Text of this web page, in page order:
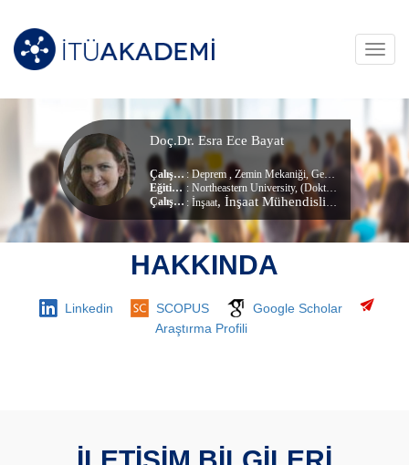
Doç.Dr. Esra Ece Bayat
Çalışma Alanları:Deprem , Zemin Mekaniği,Geoteknik
Eğitim Durumu
: Northeastern University, (Doktora)
Çalıştığı Birim :İnşaat, İnşaat Mühendisliği Bölümü
HAKKINDA
Linkedin SCOPUS
Google Scholar
Araştırma Profili